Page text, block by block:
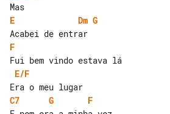
E
Dm G
F
E/F
C7
G
F